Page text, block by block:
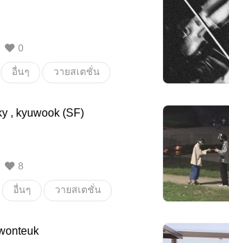
0
อื่นๆ วายสเตชั่น
, kyuwook (SF)
8
อื่นๆ วายสเตชั่น